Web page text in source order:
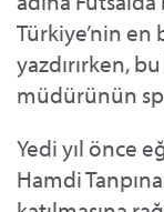
Türkiye’nin en
yazdırırken,
müdürünün
Yedi yıl önce
Hamdi